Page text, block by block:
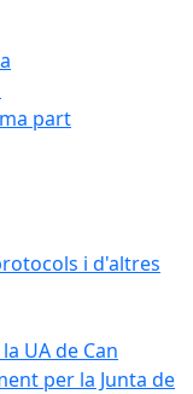
part
i d'altres
UA de Can
per la Junta de